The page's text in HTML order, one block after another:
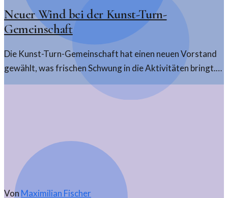
Neuer Wind bei der Kunst-Turn-
Gemeinschaft
Die Kunst-Turn-Gemeinschaft hat einen neuen Vorstand
gewählt, was frischen Schwung in die Aktivitäten bringt.
Ein Blick auf die künftigen Herausforderungen und
Von Maximilian Fischer